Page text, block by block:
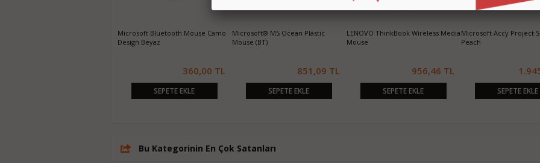
Microsoft Bluetooth Mouse Camo
Design Beyaz
360,00 TL
SEPETE EKLE
Microsoft® MS Ocean Plastic
Mouse (BT)
851,09 TL
SEPETE EKLE
LENOVO ThinkBook Wireless Media
Mouse
956,46 TL
SEPETE EKLE
Microsoft Accy Project
Peach
SEPETE EKLE
Bu Kategorinin En Çok Satanları